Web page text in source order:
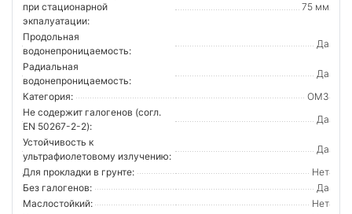
при стационарной
экпалуатации:
75 мм
Продольная
водонепроницаемость:
Да
Радиальная
водонепроницаемость:
Да
Категория:
OM3
Не содержит галогенов (согл.
EN 50267-2-2):
Да
Устойчивость к
ультрафиолетовому излучению:
Да
Для прокладки в грунте:
Нет
Без галогенов:
Да
Маслостойкий:
Нет